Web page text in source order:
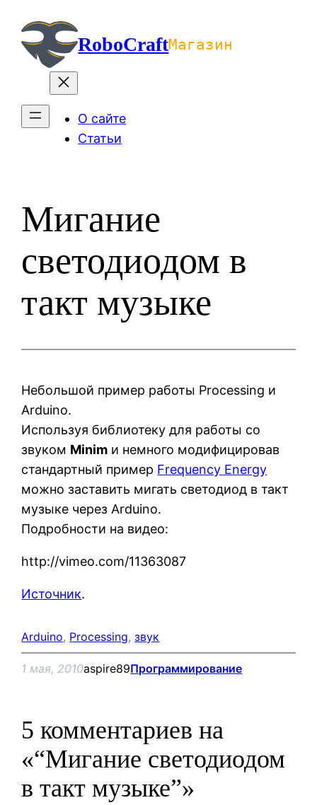
содержимомуRoboCraftМагазин
О сайте
Статьи
Мигание
светодиодом в
такт музыке
Небольшой пример работы Processing и
Arduino.
Используя библиотеку для работы со
звуком Minim и немного модифицировав
стандартный пример Frequency Energy
можно заставить мигать светодиод в такт
музыке через Arduino.
Подробности на видео:
http://vimeo.com/11363087
Источник.
Arduino, Processing, звук
1 мая, 2010aspire89Программирование
5 комментариев на
«“Мигание светодиодом
в такт музыке”»